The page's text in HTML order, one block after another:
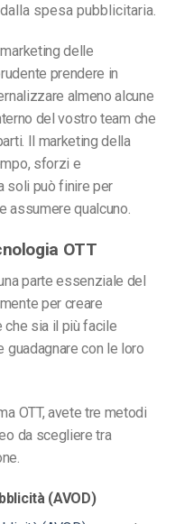
spesa pubblicitaria.
delle
prendere in
almeno alcune
del vostro team che
Il marketing della
sforzi e
soli può finire per
assumere qualcuno.
OTT
parte essenziale del
per creare
sia il più facile
con le loro
OTT, avete tre metodi
da scegliere tra
(AVOD)